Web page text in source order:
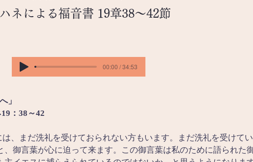
ネによる福音書 19章38～42節
00:00 / 34:53
」
：38～42
、まだ洗礼を受けておられない方もいます。まだ洗礼を受けて
御言葉が心に迫って来ます。この御言葉は私のために語られた